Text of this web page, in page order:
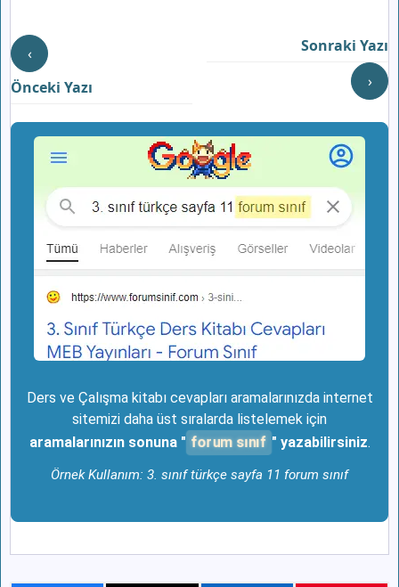
‹
Önceki Yazı
Sonraki Yazı
›
Ders ve Çalışma kitabı cevapları aramalarınızda internet
sitemizi daha üst sıralarda listelemek için
aramalarınızın sonuna " forum sınıf " yazabilirsiniz.
Örnek Kullanım: 3. sınıf türkçe sayfa 11 forum sınıf